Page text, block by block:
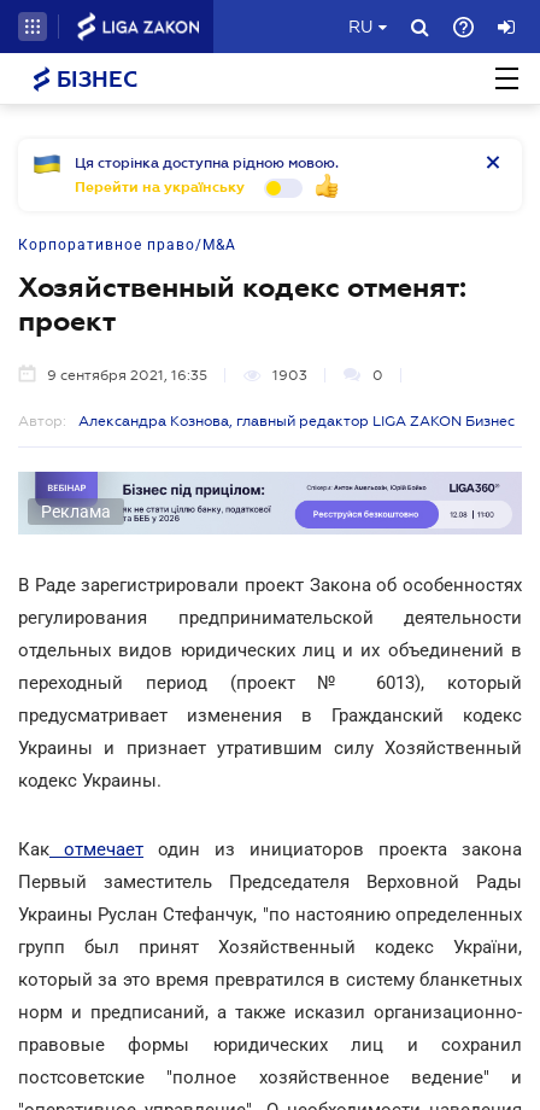
RU
БІЗНЕС
Ця сторінка доступна рідною мовою.
Перейти на українську
Корпоративное право/M&A
Хозяйственный кодекс отменят:
проект
9 сентября 2021, 16:35 1903 0
Автор: Александра Кознова, главный редактор LIGA ZAKON Бизнес
Реклама
В Раде зарегистрировали проект Закона об особенностях
регулирования предпринимательской деятельности
отдельных видов юридических лиц и их объединений в
переходный период (проект № 6013), который
предусматривает изменения в Гражданский кодекс
Украины и признает утратившим силу Хозяйственный
кодекс Украины.
Как отмечает один из инициаторов проекта закона
Первый заместитель Председателя Верховной Рады
Украины Руслан Стефанчук, "по настоянию определенных
групп был принят Хозяйственный кодекс України,
который за это время превратился в систему бланкетных
норм и предписаний, а также исказил организационно-
правовые формы юридических лиц и сохранил
постсоветские "полное хозяйственное ведение" и